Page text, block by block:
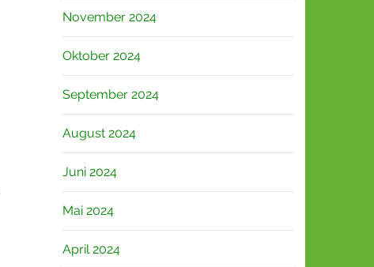
November 2024
Oktober 2024
September 2024
August 2024
Juni 2024
Mai 2024
April 2024